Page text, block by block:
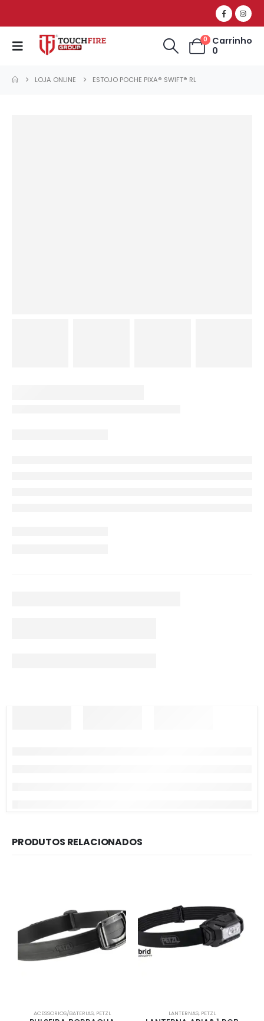
0
Carrinho
0
LOJA ONLINE ESTOJO POCHE PIXA® SWIFT® RL
PRODUTOS RELACIONADOS
ACESSORIOS/BATERIAS, PETZL LANTERNAS, PETZL